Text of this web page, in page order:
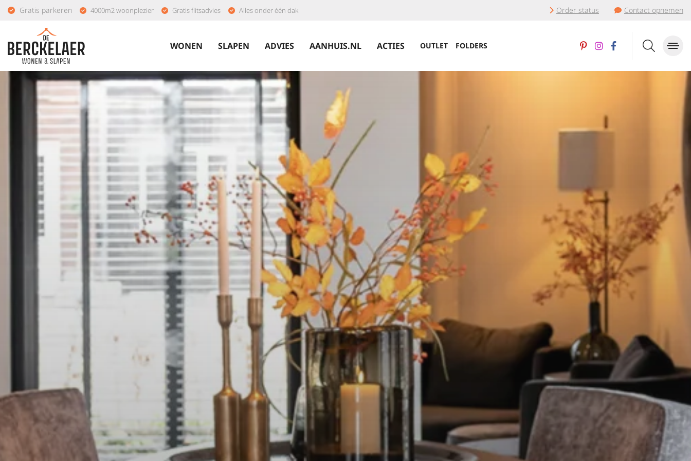
Gratis parkeren 4000m2 woonplezier Gratis flitsadvies Alles onder één dak Order status Contact opnemen
WONEN SLAPEN ADVIES AANHUIS.NL ACTIES OUTLET FOLDERS